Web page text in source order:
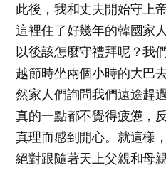
此後，我和丈夫開始守上
這裡住了好幾年的韓國家
以後該怎麼守禮拜呢？我
越節時坐兩個小時的大巴
然家人們詢問我們遠途趕
真的一點都不覺得疲憊，
真理而感到開心。就這樣
絕對跟隨著天上父親和母